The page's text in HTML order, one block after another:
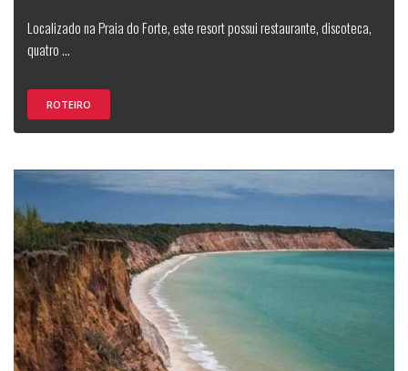
Localizado na Praia do Forte, este resort possui restaurante, discoteca,
quatro ...
ROTEIRO